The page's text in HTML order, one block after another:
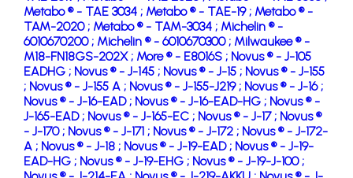
Metabo ® - TAE 3034 ; Metabo ® - TAE-19 ; Metabo ® -
TAM-2020 ; Metabo ® - TAM-3034 ; Michelin ® -
6010670200 ; Michelin ® - 6010670300 ; Milwaukee ® -
M18-FN18GS-202X ; More ® - E8016S ; Novus ® - J-105
EADHG ; Novus ® - J-145 ; Novus ® - J-15 ; Novus ® - J-155
; Novus ® - J-155 A ; Novus ® - J-155-J219 ; Novus ® - J-16 ;
Novus ® - J-16-EAD ; Novus ® - J-16-EAD-HG ; Novus ® -
J-165-EAD ; Novus ® - J-165-EC ; Novus ® - J-17 ; Novus ®
- J-170 ; Novus ® - J-171 ; Novus ® - J-172 ; Novus ® - J-172-
A ; Novus ® - J-18 ; Novus ® - J-19-EAD ; Novus ® - J-19-
EAD-HG ; Novus ® - J-19-EHG ; Novus ® - J-19-J-100 ;